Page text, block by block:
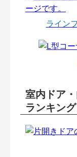
ライン
室内ドア
ランキング